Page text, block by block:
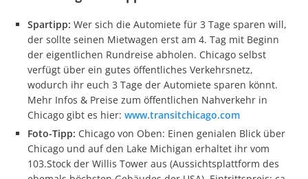
Spartipp: Wer sich die Automiete für 3 Tage sparen will,
der sollte seinen Mietwagen erst am 4. Tag mit Beginn
der eigentlichen Rundreise abholen. Chicago selbst
verfügt über ein gutes öffentliches Verkehrsnetz,
wodurch ihr euch 3 Tage der Automiete sparen könnt.
Mehr Infos & Preise zum öffentlichen Nahverkehr in
Chicago gibt es hier: www.transitchicago.com
Foto-Tipp: Chicago von Oben: Einen genialen Blick über
Chicago und auf den Lake Michigan erhaltet ihr vom
103.Stock der Willis Tower aus (Aussichtsplattform des